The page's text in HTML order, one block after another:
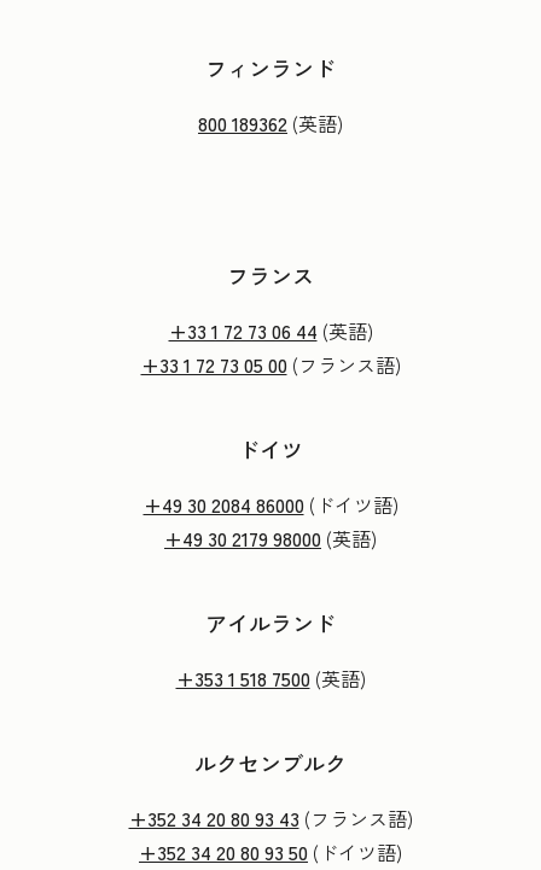
フィンランド
800 189362 (英語)
フランス
+33 1 72 73 06 44 (英語)
+33 1 72 73 05 00(フランス語)
ドイツ
+49 30 2084 86000(ドイツ語)
+49 30 2179 98000 (英語)
アイルランド
+353 1 518 7500(英語)
ルクセンブルク
+352 34 20 80 93 43 (フランス語)
+352 34 20 80 93 50 (ドイツ語)